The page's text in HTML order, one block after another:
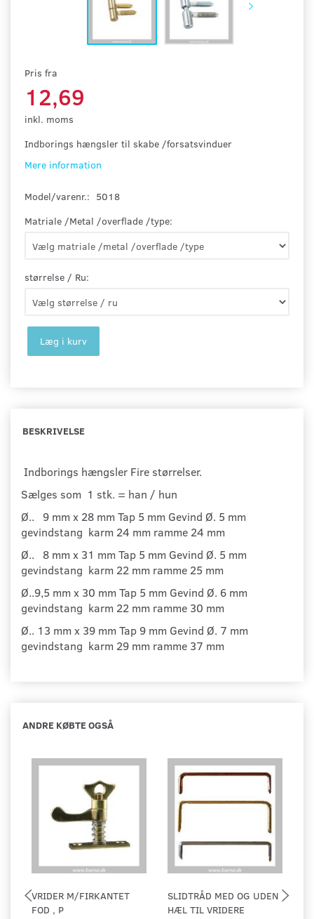
Pris fra
12,69
inkl. moms
Indborings hængsler til skabe /forsatsvinduer
Mere information
Model/varenr.: 5018
Matriale /Metal /overflade /type:
størrelse / Ru:
Læg i kurv
BESKRIVELSE
Indborings hængsler Fire størrelser.
Sælges som 1 stk. = han / hun
Ø.. 9 mm x 28 mm Tap 5 mm Gevind Ø. 5 mm
gevindstang karm 24 mm ramme 24 mm
Ø.. 8 mm x 31 mm Tap 5 mm Gevind Ø. 5 mm
gevindstang karm 22 mm ramme 25 mm
Ø..9,5 mm x 30 mm Tap 5 mm Gevind Ø. 6 mm
gevindstang karm 22 mm ramme 30 mm
Ø.. 13 mm x 39 mm Tap 9 mm Gevind Ø. 7 mm
gevindstang karm 29 mm ramme 37 mm
ANDRE KØBTE OGSÅ
VRIDER M/FIRKANTET
FOD , P
SLIDTRÅD MED OG UDEN
HÆL TIL VRIDERE